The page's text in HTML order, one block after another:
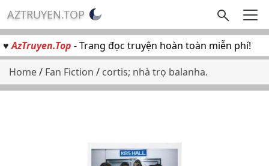
AZTRUYEN.TOP
♥AzTruyen.Top - Trang đọc truyện hoàn toàn miễn phí!
Home/ Fan Fiction / cortis; nhà trọ balanha.